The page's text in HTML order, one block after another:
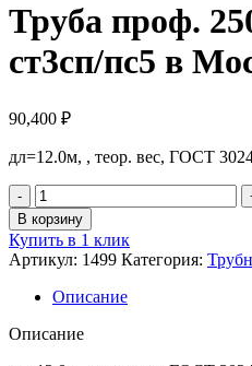
Труба проф.
ст3сп/пс5 в
90,400 ₽
дл=12.0м, , теор. вес, ГОСТ
Количество
товара
Труба
проф.
250х250
х
8.0
ст3сп/
В корзину
Купить в 1 клик
Артикул: 1499 Категория:
Описание
Описание